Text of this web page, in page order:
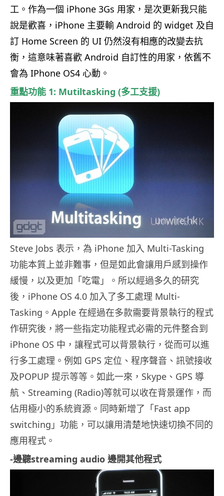
工。 作為一個 iPhone 3Gs 用家，是次更新我只能
說是歡喜， iPhone 主要輸 Android 的 widget 及自
訂 Home Screen 的 UI 仍然沒有相應的改變去抗
衡，這意味著喜歡 Android 自訂性的用家，依舊不
會為 IPhone OS4 心動。
重點功能 1: Mutiltasking (多工支援)
Steve Jobs 表示，為 iPhone 加入 Multi-Tasking
功能本質上並非難事，但是如此會讓用戶感到操作
緩慢，以及更加「吃電」。所以經過多久的研究
後，iPhone OS 4.0 加入了多工處理 Multi-
Tasking。Apple 在經過在多款需要背景執行的程式
作研究後，將一些指定功能程式必需的元件整合到
iPhone OS 中，讓程式可以背景執行，從而可以進
行多工處理。 例如 GPS 定位、程序聲音、訊號接收
及POPUP 提示等等。如此一來， Skype 、 GPS 導
航、 Streaming (Radio)等就可以收在背景運作，而
佔用極小的系統資源。 同時新增了「Fast app
switching」功能，可以讓用清楚地快速切換不同的
應用程式。
-邊聽streaming audio 邊開其他程式